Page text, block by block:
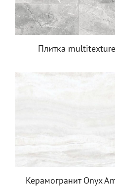
Плитка
Керамогранит Onyx